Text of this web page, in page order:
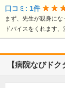
口コミ: 1件
まず、先生が親身に
ドバイスをくれます
【病院なびド